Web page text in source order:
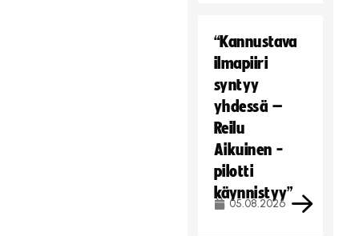
“Kannustava
ilmapiiri
syntyy
yhdessä –
Reilu
Aikuinen -
pilotti
käynnistyy”
05.08.2026